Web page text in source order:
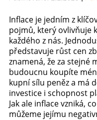
Inflace je jedním z
pojmů, který ovlivňuje
každého z nás.
představuje růst cen
znamená, že za stejné
budoucnu koupíte
kupní sílu peněz a má
investice i schopnost
Jak ale inflace vzniká,
můžeme jejímu